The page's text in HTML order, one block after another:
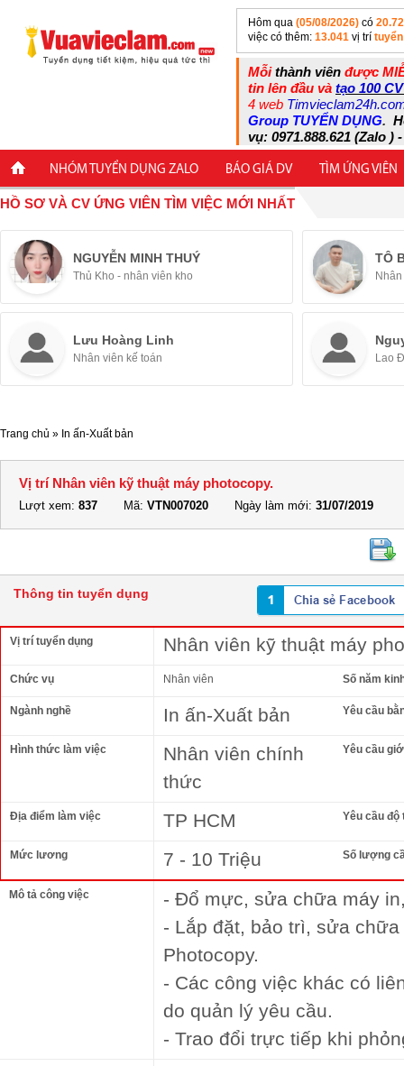
Hôm qua (05/08/2026) có
việc có thêm: 13.041 vị trí
Mỗithành viên được
tin lên đầu và tạo 100
4 web
Group TUYỂN DỤNG.
vụ: 0971.888.621 (Zalo )
NHÓM TUYỂN DỤNG ZALO BÁO GIÁ DV TÌM ỨNG VIÊN
HỒ SƠ VÀ CV ỨNG VIÊN TÌM VIỆC MỚI NHẤT
NGUYỄN MINH THUÝ
Thủ Kho - nhân viên kho
TÔ
Lưu Hoàng Linh
Nhân viên kế toán Lao
Trang chủ » In ấn-Xuất bản
Vị trí Nhân viên kỹ thuật máy photocopy.
Lượt xem: 837 Mã: VTN007020 Ngày làm mới: 31/07/2019
Thông tin tuyển dụng
Vị trí tuyển dụng Nhân viên kỹ thuật máy
Chức vụ Nhân viên Số năm
Ngành nghề In ấn-Xuất bản Yêu cầu
Hình thức làm việc
Nhân viên chính
thức
Yêu cầu
Địa điểm làm việc TP HCM Yêu cầu độ
Mức lương 7 - 10 Triệu Số lượng
Mô tả công việc
- Đổ mực, sửa chữa máy
- Lắp đặt, bảo trì, sửa
Photocopy.
- Các công việc khác có
do quản lý yêu cầu.
- Trao đổi trực tiếp khi